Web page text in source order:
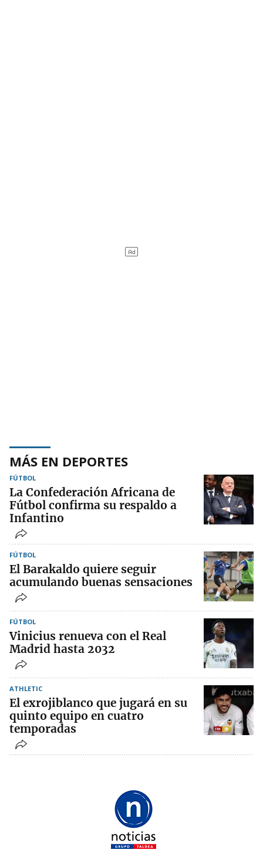
MÁS EN DEPORTES
FÚTBOL
La Confederación Africana de
Fútbol confirma su respaldo a
Infantino
FÚTBOL
El Barakaldo quiere seguir
acumulando buenas sensaciones
FÚTBOL
Vinicius renueva con el Real
Madrid hasta 2032
ATHLETIC
El exrojiblanco que jugará en su
quinto equipo en cuatro
temporadas